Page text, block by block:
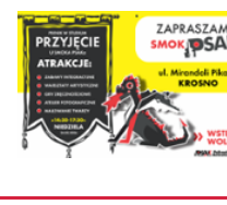
zdjęcie